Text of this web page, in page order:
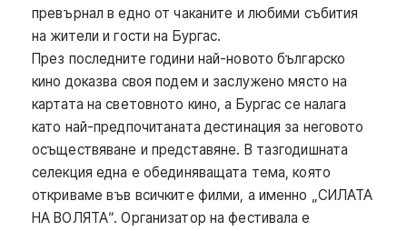
превърнал в едно от чаканите и любими събития
на жители и гости на Бургас.
През последните години най-новото българско
кино доказва своя подем и заслужено място на
картата на световното кино, а Бургас се налага
като най-предпочитаната дестинация за неговото
осъществяване и представяне. В тазгодишната
селекция една е обединяващата тема, която
откриваме във всичките филми, а именно „СИЛАТА
НА ВОЛЯТА“. Организатор на фестивала е